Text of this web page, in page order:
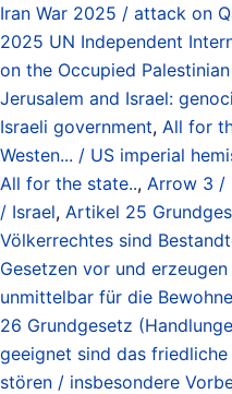
Iran War 2025 / attack on
2025 UN Independent
on the Occupied
Jerusalem and Israel:
Israeli government, All for
Westen... / US imperial
All for the state.., Arrow 3 /
/ Israel, Artikel 25
Völkerrechtes sind
Gesetzen vor und
unmittelbar für die
26 Grundgesetz
geeignet sind das
stören / insbesondere